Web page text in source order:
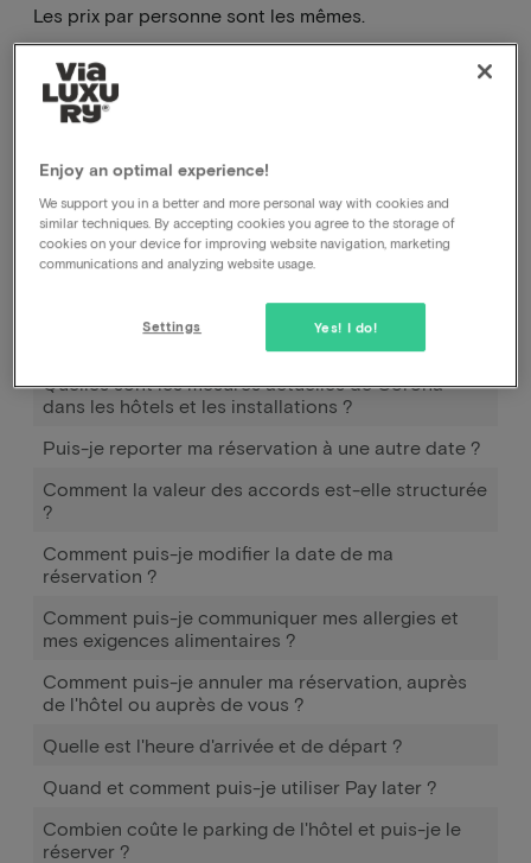
Comment puis-je annuler ma réservation, auprès
de l'hôtel ou auprès de vous ?
Comment puis-je modifier la date de ma
réservation ?
Comment fonctionne Pay later ?
J'ai réservé et payé, mais je n'ai pas encore reçu de
Déplacer la réservation
Quelles sont les mesures actuelles de Corona
dans les hôtels et les installations ?
Puis-je reporter ma réservation à une autre date ?
Comment la valeur des accords est-elle structurée
?
Comment puis-je modifier la date de ma
réservation ?
Comment puis-je communiquer mes allergies et
mes exigences alimentaires ?
Comment puis-je annuler ma réservation, auprès
de l'hôtel ou auprès de vous ?
Quelle est l'heure d'arrivée et de départ ?
Quand et comment puis-je utiliser Pay later ?
Combien coûte le parking de l'hôtel et puis-je le
réserver ?
Les prix par personne sont les mêmes.
Enjoy an optimal experience!
We support you in a better and more personal way with cookies and
similar techniques. By accepting cookies you agree to the storage of
cookies on your device for improving website navigation, marketing
communications and analyzing website usage.
Yes! I do!
Settings